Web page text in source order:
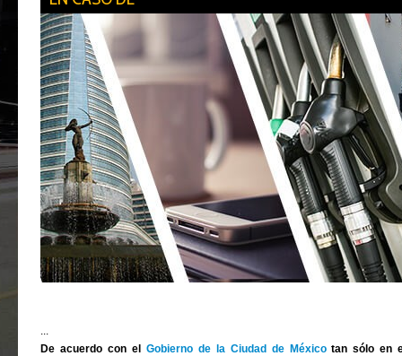
...
De acuerdo con el Gobierno de la Ciudad de Méxicotan sólo en